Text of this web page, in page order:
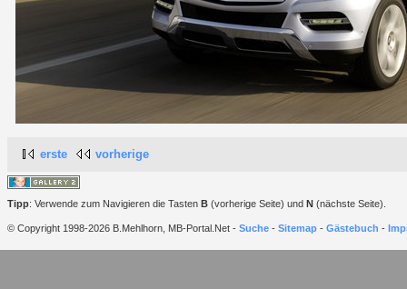
erste vorherige
Tipp: Verwende zum Navigieren die Tasten B (vorherige Seite) und N (nächste Seite).
© Copyright 1998-2026 B.Mehlhorn, MB-Portal.Net - Suche - Sitemap - Gästebuch -